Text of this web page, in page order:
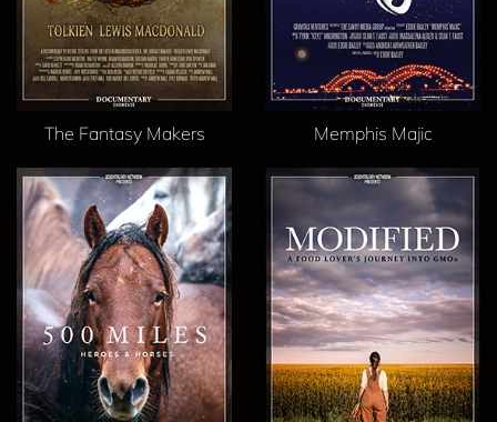
The Fantasy Makers Memphis Majic